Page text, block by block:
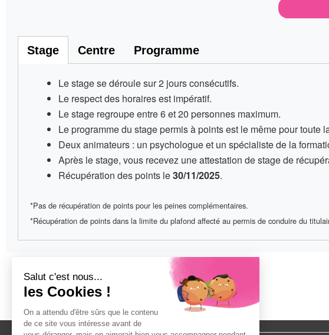
Stage Centre Programme
Le stage se déroule sur2 jours consécutifs.
Le respect des horaires est impératif.
Le stage regroupe entre6 et 20 personnes maximum.
Le programme du stage permis à pointsest le même pour toute
Deux animateurs : un psychologue et un spécialiste de la
Après le stage, vous recevez uneattestation de stagede
Récupération des points le30/11/2025.
*Pas de récupération de points pour les peines complémentaires.
*Récupération de points dans la limite du plafond affecté au permis de conduire du